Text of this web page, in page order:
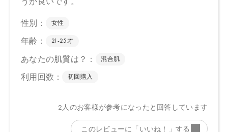
ニン、トレハロース、スクワラン、アスコルビン酸、ビターオレ
油＊、イタリアイトスギ葉／実／茎油＊、ベルガモット果実油
＊、オレンジ果皮油＊、ニオイテンジクアオイ油＊、ＢＧ、キシ
リトール、カプリリルグリコール、ラウリン酸ポリグリセリル－
１０、フィチン酸、酸化銀、クエン酸、クエン酸Ｎａ
＊オーガニック原料
ル、スクワラン、ナツミカン花水＊、ダマスクバラ胎座培養エキ
水分解コメヌカエキス、ビサボロール、トマト果実エキス、ジジ